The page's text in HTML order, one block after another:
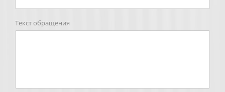
Текст обращения